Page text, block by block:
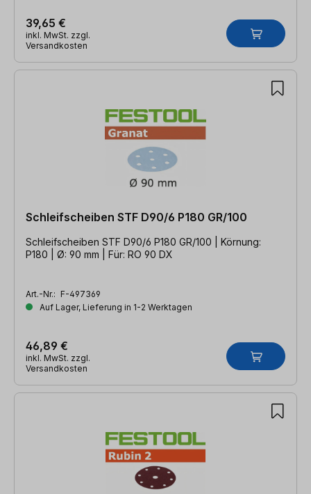
39,65 €
inkl. MwSt. zzgl.
Versandkosten
Schleifscheiben STF D90/6 P180 GR/100
Schleifscheiben STF D90/6 P180 GR/100 | Körnung:
P180 | Ø: 90 mm | Für: RO 90 DX
Art.-Nr.: F-497369
Auf Lager, Lieferung in 1-2 Werktagen
46,89 €
inkl. MwSt. zzgl.
Versandkosten